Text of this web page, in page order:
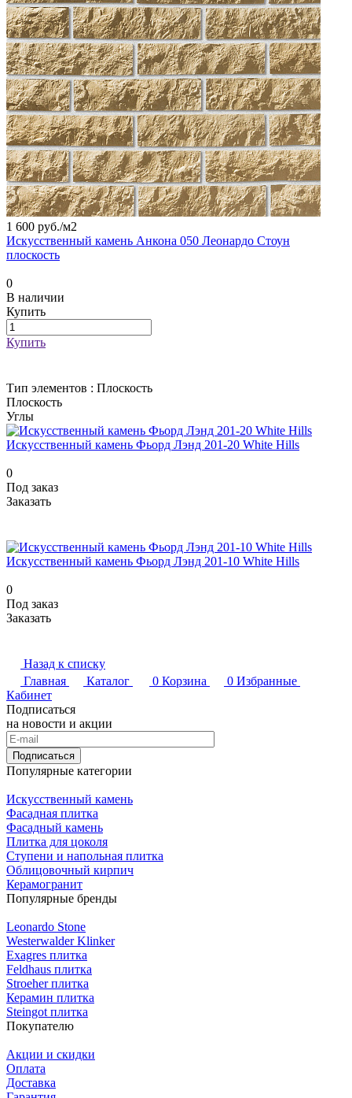
1 600 руб./м2
Искусственный камень Анкона 050 Леонардо Стоун
плоскость
0
В наличии
Купить
Купить
Тип элементов : Плоскость
Плоскость
Углы
Искусственный камень Фьорд Лэнд 201-20 White Hills
0
Под заказ
Заказать
Искусственный камень Фьорд Лэнд 201-10 White Hills
0
Под заказ
Заказать
Назад к списку
Главная
Каталог 0 Корзина 0 Избранные
Кабинет
Подписаться
на новости и акции
Подписаться
Популярные категории
Искусственный камень
Фасадная плитка
Фасадный камень
Плитка для цоколя
Ступени и напольная плитка
Облицовочный кирпич
Керамогранит
Популярные бренды
Leonardo Stone
Westerwalder Klinker
Exagres плитка
Feldhaus плитка
Stroeher плитка
Керамин плитка
Steingot плитка
Покупателю
Акции и скидки
Оплата
Доставка